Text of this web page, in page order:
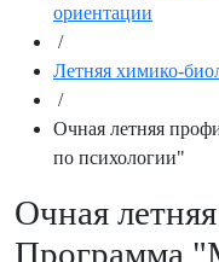
ориентации
/
Летняя химико-
/
Очная летняя
по психологии"
Очная
Программа